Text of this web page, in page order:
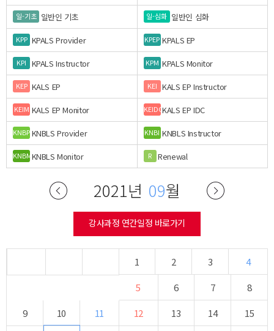
일-기초 일반인 기초 일-심화 일반인 심화
KPP KPALS Provider KPEP KPALS EP
KPI KPALS Instructor KPM KPALS Monitor
KEP KALS EP KEI KALS EP Instructor
KEIM KALS EP Monitor KEIDCKALS EP IDC
KNBPKNBLS Provider KNBI KNBLS Instructor
KNBMKNBLS Monitor R Renewal
2021년 09월
강사과정 연간일정 바로가기
1 2 3
4
5
6 7
8
9
10 11 12 13 14
15